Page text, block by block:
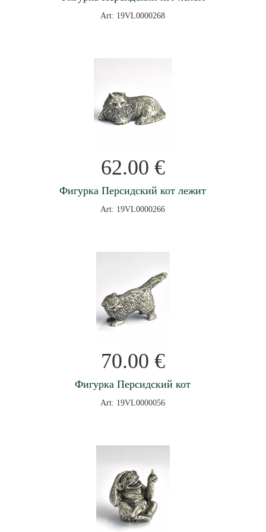
Art: 19VL0000268
62.00 €
Фигурка Персидский кот лежит
Art: 19VL0000266
70.00 €
Фигурка Персидский кот
Art: 19VL0000056